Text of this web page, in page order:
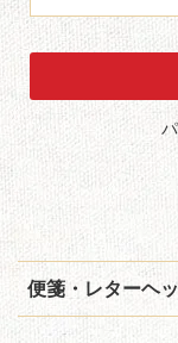
便箋・レターヘ